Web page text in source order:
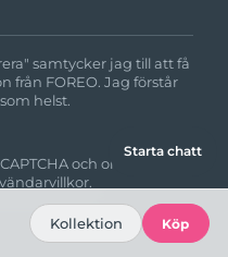
samtycker jag till att få
FOREO. Jag förstår
helst.
och omfattas av
Starta chatt
Kollektion Köp